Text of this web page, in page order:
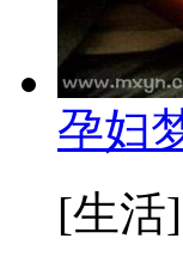
孕妇
[生活]